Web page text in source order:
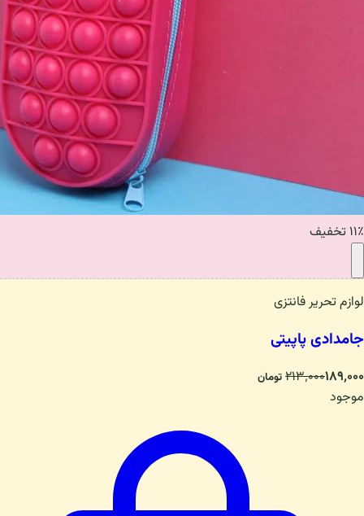
۱۱٪ تخفیف
لوازم تحریر فانتزی
جامدادی پاپیتی
۲۱۳٬۰۰۰۱۸۹٬۰۰۰ تومان
موجود